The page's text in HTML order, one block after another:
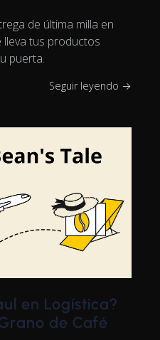
de última milla en
lleva tus productos
puerta.
Seguir leyendo →
en Logística?
de Café